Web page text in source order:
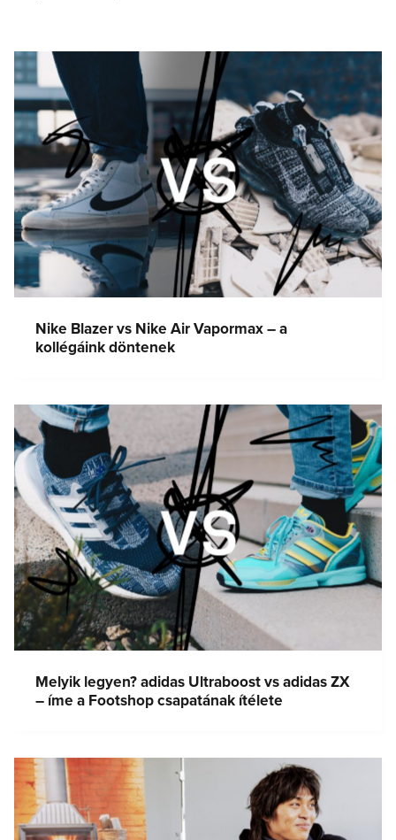
Nike Blazer vs Nike Air Vapormax – a
kollégáink döntenek
Melyik legyen? adidas Ultraboost vs adidas ZX
– íme a Footshop csapatának ítélete